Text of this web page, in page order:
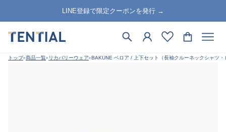
LINE登録で限定クーポンを発行 →
トップ 商品一覧 リカバリーウェア BAKUNE ベロア / 上下セット（長袖クルーネックシャツ